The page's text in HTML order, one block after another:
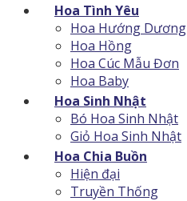
Hoa Tình Yêu
Hoa Hướng Dương
Hoa Hồng
Hoa Cúc Mẫu Đơn
Hoa Baby
Hoa Sinh Nhật
Bó Hoa Sinh Nhật
Giỏ Hoa Sinh Nhật
Hoa Chia Buồn
Hiện đại
Truyền Thống